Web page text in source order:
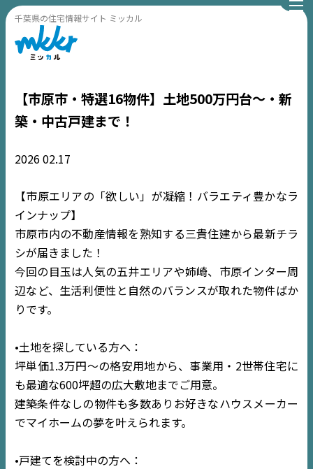
千葉県の住宅情報サイト ミッカル
【市原市・特選16物件】土地500万円台〜・新
築・中古戸建まで！
202602.17
【市原エリアの「欲しい」が凝縮！バラエティ豊かなラ
インナップ】
市原市内の不動産情報を熟知する三貴住建から最新チラ
シが届きました！
今回の目玉は人気の五井エリアや姉崎、市原インター周
辺など、生活利便性と自然のバランスが取れた物件ばか
りです。
•土地を探している方へ：
坪単価1.3万円〜の格安用地から、事業用・2世帯住宅に
も最適な600坪超の広大敷地までご用意。
建築条件なしの物件も多数ありお好きなハウスメーカー
でマイホームの夢を叶えられます。
•戸建てを検討中の方へ：